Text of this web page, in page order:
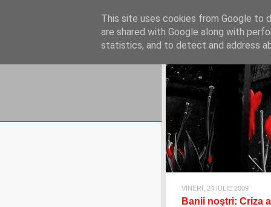
REFLECŢII
blog de reflecţii, informaţii şi
VINERI, 24 IULIE 2009
Banii noştri: Criza
This site uses cookies from Google to
are shared with Google along with
statistics, and to detect and address